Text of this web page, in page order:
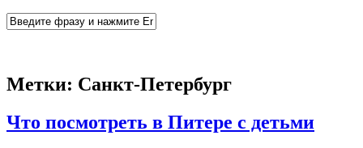
Метки: Санкт-Петербург
Что посмотреть в Питере с детьми